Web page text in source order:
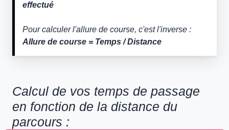
effectué
Pour calculer l'allure de course, c'est l'inverse :
Allure de course = Temps / Distance
Calcul de vos temps de passage
en fonction de la distance du
parcours :